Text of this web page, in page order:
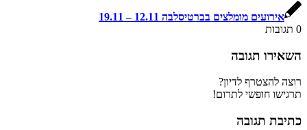
מומלצים בברטיסלבה 12.11 – 19.11
תגובה
לדיון?
חופשי לתרום!
תגובה